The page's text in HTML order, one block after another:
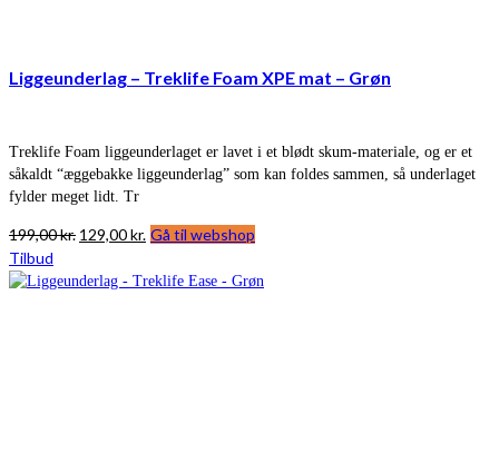
Liggeunderlag – Treklife Foam XPE mat – Grøn
Treklife Foam liggeunderlaget er lavet i et blødt skum-materiale, og er et
såkaldt “æggebakke liggeunderlag” som kan foldes sammen, så underlaget
fylder meget lidt. Tr
199,00kr. Den
pris
129,00kr. Den
pris
Gå til webshop
Tilbud